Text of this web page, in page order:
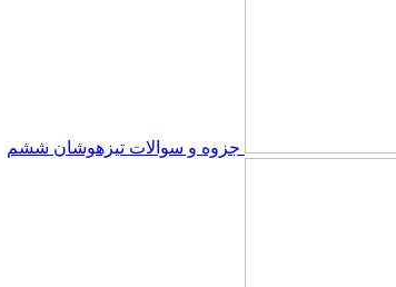
جزوه و سوالات تیزهوشان ششم